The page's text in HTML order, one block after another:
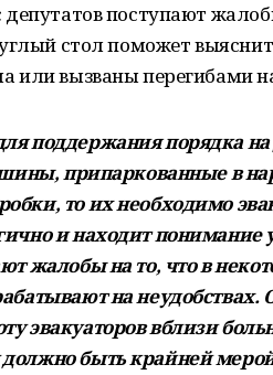
поступают
стол поможет
или вызваны перегибами
поддержания порядка
припаркованные в
то их необходимо
и находит понимание
жалобы на то, что в
на неудобствах.
эвакуаторов вблизи
быть крайней